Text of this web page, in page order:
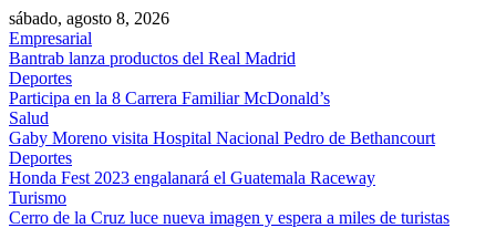
sábado, agosto 8, 2026
Empresarial
Bantrab lanza productos del Real Madrid
Deportes
Participa en la 8 Carrera Familiar McDonald’s
Salud
Gaby Moreno visita Hospital Nacional Pedro de Bethancourt
Deportes
Honda Fest 2023 engalanará el Guatemala Raceway
Turismo
Cerro de la Cruz luce nueva imagen y espera a miles de turistas